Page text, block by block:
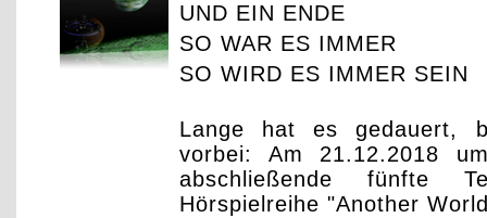
UND EIN ENDE
SO WAR ES IMMER
SO WIRD ES IMMER SEIN
Lange hat es gedauert,
vorbei: Am 21.12.2018
abschließende fünfte
Hörspielreihe "Another